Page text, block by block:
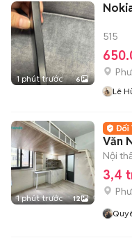
1 phút trước 6
515
Lê
1 phút trước 12
Văn
Nội
3,4